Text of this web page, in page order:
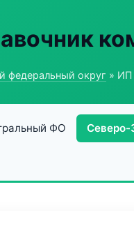
федеральный округ » ИП
ФО